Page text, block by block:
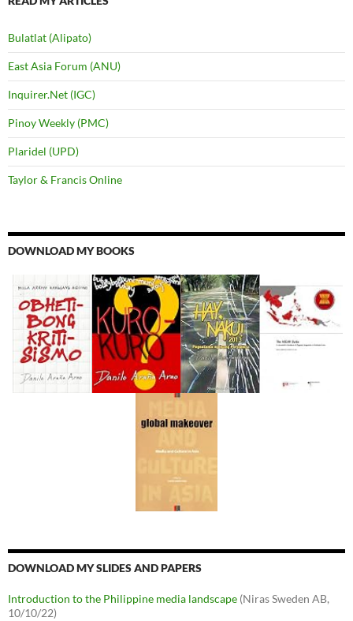
Bulatlat (Alipato)
East Asia Forum (ANU)
Inquirer.Net (IGC)
Pinoy Weekly (PMC)
Plaridel (UPD)
Taylor & Francis Online
DOWNLOAD MY BOOKS
DOWNLOAD MY SLIDES AND PAPERS
Introduction to the Philippine media landscape (Niras Sweden AB,
10/10/22)